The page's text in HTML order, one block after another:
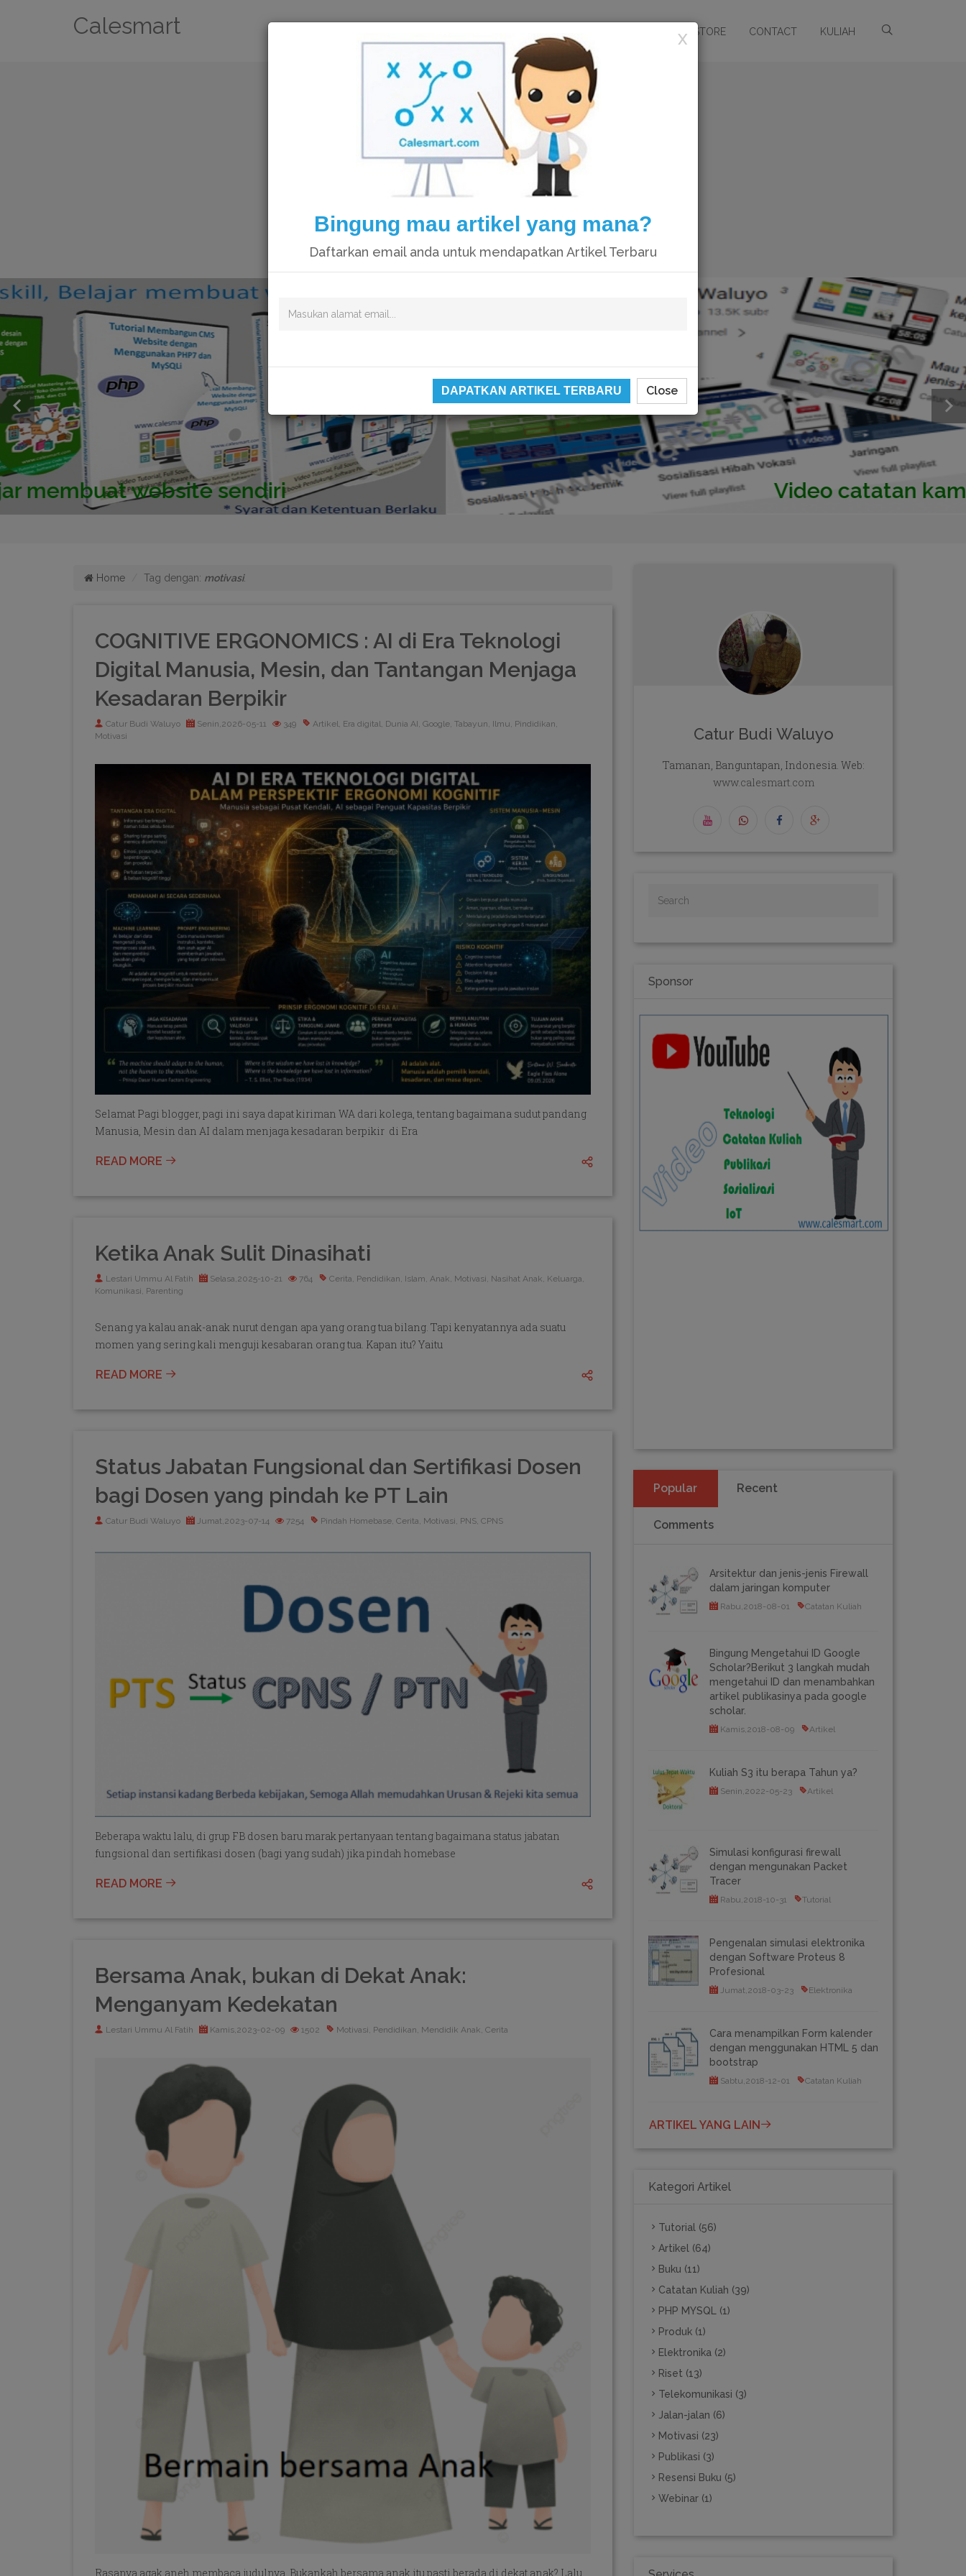
Calesmart STORE CONTACT KULIAH
Video catatan kami di Youtube
Home Tag dengan: motivasi.
COGNITIVE ERGONOMICS : AI di Era Teknologi
Digital Manusia, Mesin, dan Tantangan Menjaga
Kesadaran Berpikir
Catur Budi Waluyo Senin,2026-05-11 349
Artikel, Era digital, Dunia AI, Google, Tabayun, Ilmu, Pindidikan,
Motivasi
Selamat Pagi blogger, pagi ini saya dapat kiriman WA dari kolega, tentang bagaimana sudut pandang
Manusia, Mesin dan AI dalam menjaga kesadaran berpikir di Era
READ MORE
Ketika Anak Sulit Dinasihati
Lestari Ummu Al Fatih Selasa,2025-10-21 764
Cerita, Pendidikan, Islam, Anak, Motivasi, Nasihat Anak, Keluarga,
Komunikasi, Parenting
Senang ya kalau anak-anak nurut dengan apa yang orang tua bilang. Tapi kenyatannya ada suatu
momen yang sering kali menguji kesabaran orang tua. Kapan itu? Yaitu
READ MORE
Status Jabatan Fungsional dan Sertifikasi Dosen
bagi Dosen yang pindah ke PT Lain
Catur Budi Waluyo Jumat,2023-07-14 7254 Pindah Homebase, Cerita, Motivasi, PNS, CPNS
Beberapa waktu lalu, di grup FB dosen baru marak pertanyaan tentang bagaimana status jabatan
fungsional dan sertifikasi dosen (bagi yang sudah) jika pindah homebase
READ MORE
Bersama Anak, bukan di Dekat Anak:
Menganyam Kedekatan
Lestari Ummu Al Fatih Kamis,2023-02-09 1502 Motivasi, Pendidikan, Mendidik Anak, Cerita
Rasanya agak aneh membaca judulnya. Bukankah bersama anak itu pasti berada di dekat anak? Lalu
Catur Budi Waluyo
Tamanan, Banguntapan, Indonesia. Web:
www.calesmart.com
Sponsor
Popular Recent
Comments
Arsitektur dan jenis-jenis Firewall
dalam jaringan komputer
Rabu,2018-08-01 Catatan Kuliah
Bingung Mengetahui ID Google
Scholar?Berikut 3 langkah mudah
mengetahui ID dan menambahkan
artikel publikasinya pada google
scholar.
Kamis,2018-08-09 Artikel
Kuliah S3 itu berapa Tahun ya?
Senin,2022-05-23 Artikel
Simulasi konfigurasi firewall
dengan mengunakan Packet
Tracer
Rabu,2018-10-31 Tutorial
Pengenalan simulasi elektronika
dengan Software Proteus 8
Profesional
Jumat,2018-03-23 Elektronika
Cara menampilkan Form kalender
dengan menggunakan HTML 5 dan
bootstrap
Sabtu,2018-12-01 Catatan Kuliah
ARTIKEL YANG LAIN
Kategori Artikel
Tutorial (56)
Artikel (64)
Buku (11)
Catatan Kuliah (39)
PHP MYSQL (1)
Produk (1)
Elektronika (2)
Riset (13)
Telekomunikasi (3)
Jalan-jalan (6)
Motivasi (23)
Publikasi (3)
Resensi Buku (5)
Webinar (1)
X
Bingung mau artikel yang mana?
Daftarkan email anda untuk mendapatkan Artikel Terbaru
DAPATKAN ARTIKEL TERBARU Close